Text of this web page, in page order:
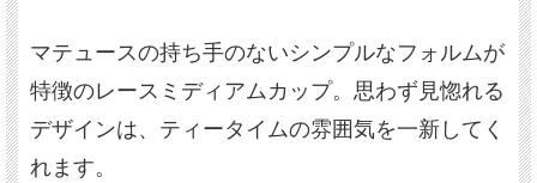
マテュースの持ち手のないシンプルなフォルムが
特徴のレースミディアムカップ。思わず見惚れる
デザインは、ティータイムの雰囲気を一新してく
れます。